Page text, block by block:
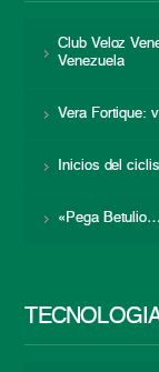
Club Veloz
Venezuela
Vera Fortique:
Inicios del
«Pega